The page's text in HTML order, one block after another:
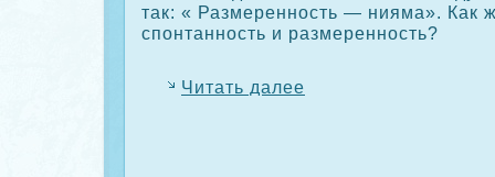
так: « Размеренность — нияма». Как
спонтанность и размеренность?
Читать далее